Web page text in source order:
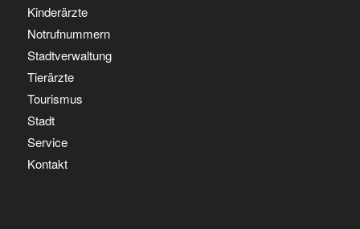
Kinderärzte
Notrufnummern
Stadtverwaltung
Tierärzte
Tourismus
Stadt
Service
Kontakt